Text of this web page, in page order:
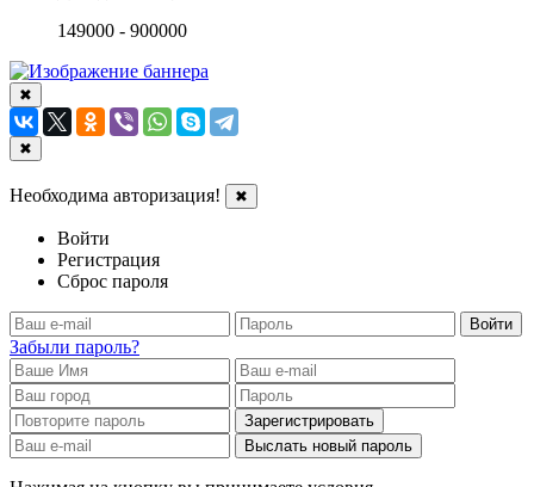
149000 - 900000
✖
✖
Необходима авторизация! ✖
Войти
Регистрация
Сброс пароля
Войти
Забыли пароль?
Зарегистрировать
Выслать новый пароль